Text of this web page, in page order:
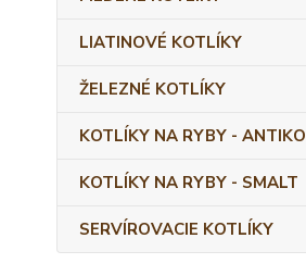
LIATINOVÉ KOTLÍKY
ŽELEZNÉ KOTLÍKY
KOTLÍKY NA RYBY -
KOTLÍKY NA RYBY - SMALT
SERVÍROVACIE KOTLÍKY